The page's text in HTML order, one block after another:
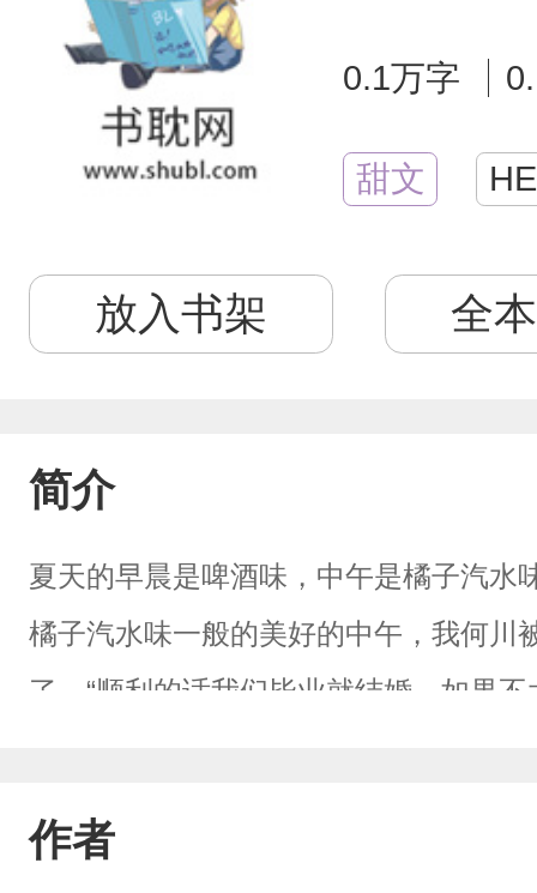
0.1万字
甜文 HE
放入书架 全
简介
夏天的早晨是啤酒味，中午是橘子汽水
橘子汽水味一般的美好的中午，我何川
了。“顺利的话我们毕业就结婚，如果
道目前喜欢的程度，比其他所有喜欢的
作者